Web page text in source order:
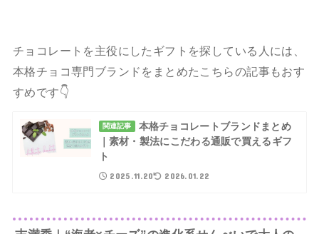
チョコレートを主役にしたギフトを探している人には、
本格チョコ専門ブランドをまとめたこちらの記事もおす
すめです👇️
関連記事
本格チョコレートブランドまとめ
｜素材・製法にこだわる通販で買えるギフ
ト
2025.11.20 2026.01.22